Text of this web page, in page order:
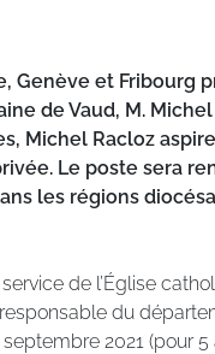
Genève et Fribourg
de Vaud, M.
Michel Racloz
Le poste sera
les régions
de l’Église
du
2021 (pour 5